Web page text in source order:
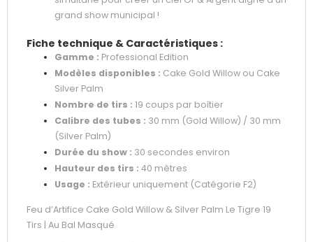
grand show municipal !
Fiche technique & Caractéristiques :
Gamme : Professional Edition
Modèles disponibles : Cake Gold Willow ou Cake
Silver Palm
Nombre de tirs : 19 coups par boîtier
Calibre des tubes : 30 mm (Gold Willow) / 30 mm
(Silver Palm)
Durée du show : 30 secondes environ
Hauteur des tirs : 40 mètres
Usage : Extérieur uniquement (Catégorie F2)
Feu d’Artifice Cake Gold Willow & Silver Palm Le Tigre 19
Tirs | Au Bal Masqué